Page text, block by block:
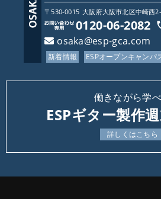
〒530-0015 大阪府大阪市北区中崎西
0120-06-2082
osaka@esp-gca.com
新着情報 ESPオープンキャンパ
働きながら学
ESPギター製作
詳しくはこちら